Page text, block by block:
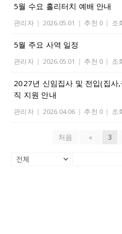
5월 수요 홀리터치 예배 안내
관리자 | 2026.05.01 | 추천 0 | 조
5월 주요 사역 일정
관리자 | 2026.05.01 | 추천 0 | 조
2027년 신임집사 및 전입(집사
직 지원 안내
관리자 | 2026.04.06 | 추천 0 | 조
처음 « 3